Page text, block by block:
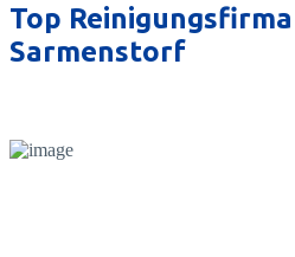
Top
Sarmenstorf